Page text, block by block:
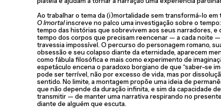
Ao trabalhar o tema da (i)mortalidade sem transformá-lo em
O Imortalinscreve no palco uma investigação sobre o
tempo das histórias que sobrevivem aos seus narradores, e
tempo dos corpos que precisam reencenar — a cada noite —
travessia impossível. O percurso do personagem romano,
obsessão e seu colapso diante da eternidade, aparecem
como fábula filosófica e mais como experimento de
espetáculo encena o paradoxo borgiano de que “saber-se
pode ser terrível, não por excesso de vida, mas por
sentido. No limite, a montagem propõe uma ideia de
que não depende da duração infinita, e sim da capacidade de
transmitir — de manter uma narrativa respirando no
diante de alguém que escuta.